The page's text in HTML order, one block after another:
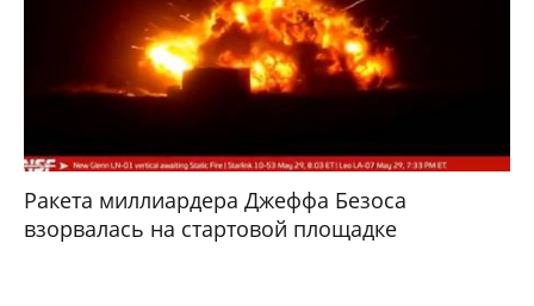
Ракета миллиардера Джеффа Безоса
взорвалась на стартовой площадке